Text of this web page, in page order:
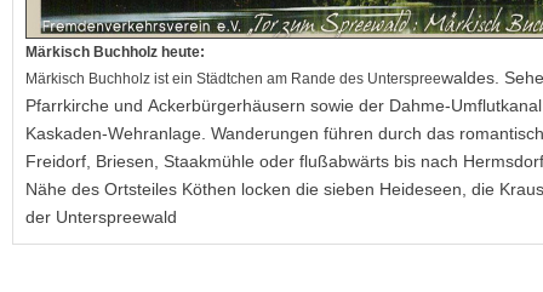
Märkisch Buchholz heute:
Märkisch Buchholz ist ein Städtchen am Rande des Unterspreewaldes.
Pfarrkirche und Ackerbürgerhäusern sowie der Dahme-
Kaskaden-Wehranlage. Wanderungen führen durch das
Freidorf, Briesen, Staakmühle oder flußabwärts bis nach
Nähe des Ortsteiles Köthen locken die sieben Heideseen, die
der Unterspreewald